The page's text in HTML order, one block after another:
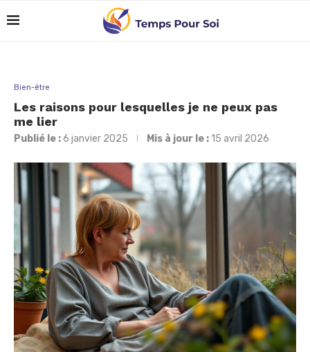
Bien-être
Les raisons pour lesquelles je ne peux pas
me lier
Publié le :6 janvier 2025 Mis à jour le : 15 avril 2026